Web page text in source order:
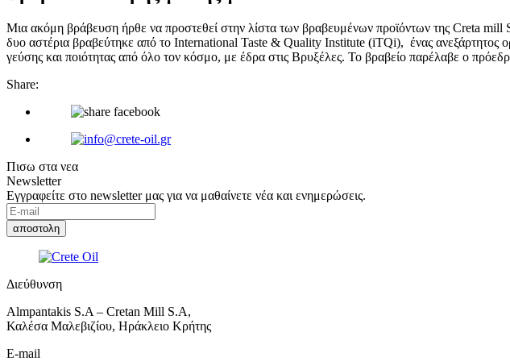
Μια ακόμη βράβευση ήρθε να προστεθεί στην λίστα των βραβευμένων προϊόντων της Creta
δυο αστέρια βραβεύτηκε από το International Taste & Quality Institute (iTQi), ένας ανεξάρτητος
γεύσης και ποιότητας από όλο τον κόσμο, με έδρα στις Βρυξέλες. Το βραβείο παρέλαβε ο
Share:
Πισω στα νεα
Newsletter
Εγγραφείτε στο newsletter μας για να μαθαίνετε νέα και ενημερώσεις.
Διεύθυνση
Almpantakis S.A – Cretan Mill S.A,
Καλέσα Μαλεβιζίου, Ηράκλειο Κρήτης
E-mail